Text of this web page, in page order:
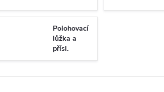
Polohovací
lůžka a
přísl.